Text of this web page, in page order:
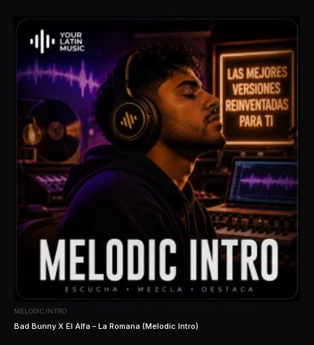
MELODIC INTRO
Bad Bunny X El Alfa – La Romana (Melodic Intro)